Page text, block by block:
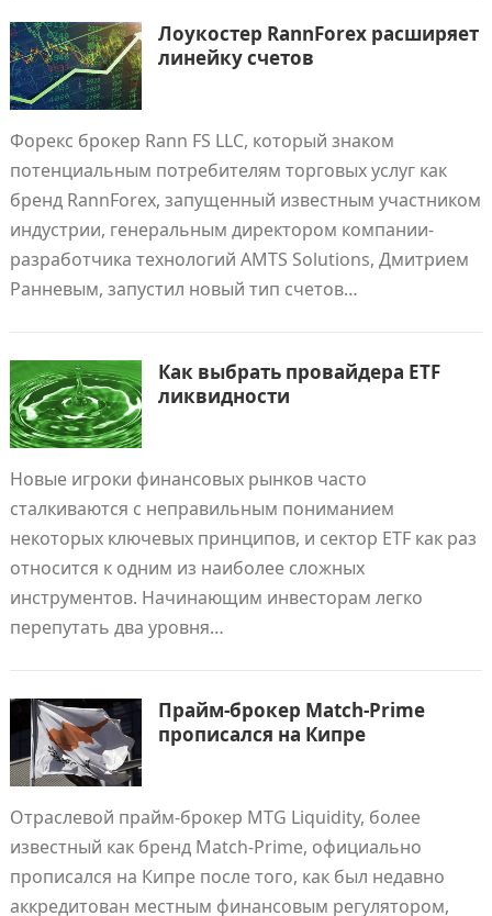
Лоукостер RannForex расширяет
линейку счетов
Форекс брокер Rann FS LLC, который знаком
потенциальным потребителям торговых услуг как
бренд RannForex, запущенный известным участником
индустрии, генеральным директором компании-
разработчика технологий AMTS Solutions, Дмитрием
Ранневым, запустил новый тип счетов…
Как выбрать провайдера ETF
ликвидности
Новые игроки финансовых рынков часто
сталкиваются с неправильным пониманием
некоторых ключевых принципов, и сектор ETF как раз
относится к одним из наиболее сложных
инструментов. Начинающим инвесторам легко
перепутать два уровня…
Прайм-брокер Match-Prime
прописался на Кипре
Отраслевой прайм-брокер MTG Liquidity, более
известный как бренд Match-Prime, официально
прописался на Кипре после того, как был недавно
аккредитован местным финансовым регулятором,